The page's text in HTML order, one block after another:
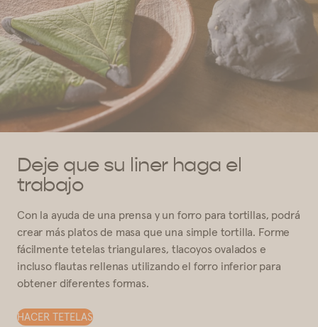
Deje que su liner haga el
trabajo
Con la ayuda de una prensa y un forro para tortillas, podrá
crear más platos de masa que una simple tortilla. Forme
fácilmente tetelas triangulares, tlacoyos ovalados e
incluso flautas rellenas utilizando el forro inferior para
obtener diferentes formas.
HACER TETELAS